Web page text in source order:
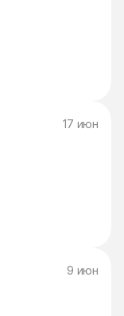
17 июн
9 июн